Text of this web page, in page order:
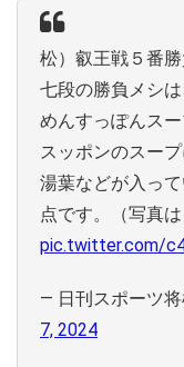
松）叡王戦５番
七段の勝負メシ
めんすっぽんス
スッポンのスー
湯葉などが入っ
点です。（写真
pic.twitter.com/
— 日刊スポーツ将
7, 2024